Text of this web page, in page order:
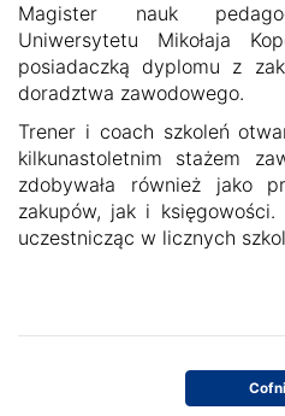
Magister nauk
Uniwersytetu Mikołaja
posiadaczką dyplomu z
doradztwa zawodowego.
Trener i coach szkoleń
kilkunastoletnim stażem
zdobywała również jako
zakupów, jak i księgowości.
uczestnicząc w licznych